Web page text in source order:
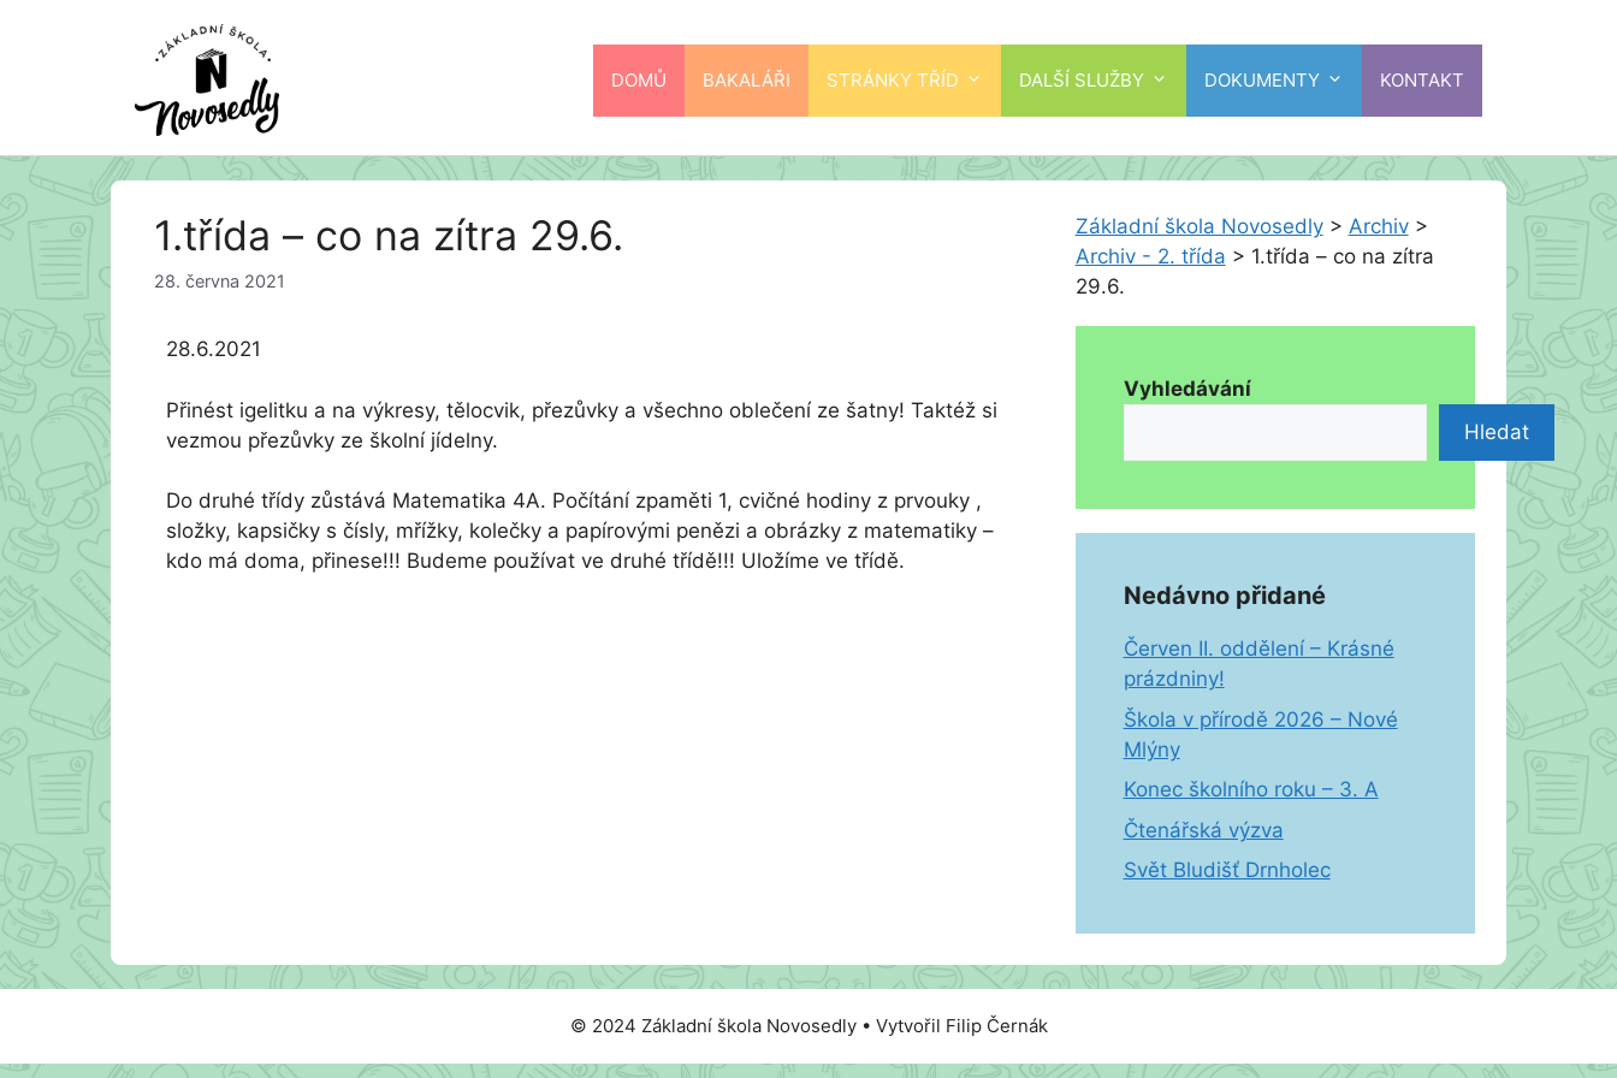
DOMŮ BAKALÁŘI STRÁNKY TŘÍD DALŠÍ SLUŽBY DOKUMENTY KONTAKT
1.třída – co na zítra 29.6.
28. června 2021
28.6.2021
Přinést igelitku a na výkresy, tělocvik, přezůvky a všechno oblečení ze šatny! Taktéž si
vezmou přezůvky ze školní jídelny.
Do druhé třídy zůstává Matematika 4A. Počítání zpaměti 1, cvičné hodiny z prvouky ,
složky, kapsičky s čísly, mřížky, kolečky a papírovými penězi a obrázky z matematiky –
kdo má doma, přinese!!! Budeme používat ve druhé třídě!!! Uložíme ve třídě.
Základní škola Novosedly> Archiv>
Archiv - 2. třída > 1.třída – co na zítra
29.6.
Vyhledávání
Hledat
Nedávno přidané
Červen II. oddělení – Krásné
prázdniny!
Škola v přírodě 2026 – Nové
Mlýny
Konec školního roku – 3. A
Čtenářská výzva
Svět Bludišť Drnholec
© 2024 Základní škola Novosedly • Vytvořil Filip Černák